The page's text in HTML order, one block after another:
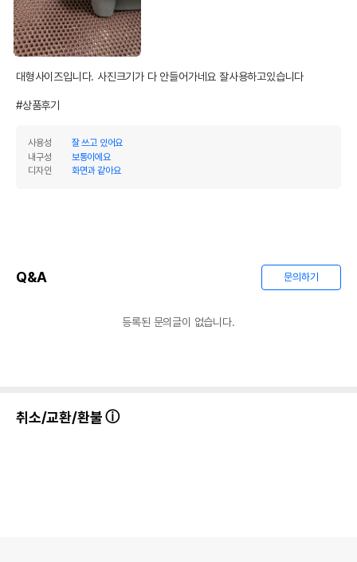
대형사이즈입니다. 사진크기가 다 안들어가네요 잘사용하고있습니다
#상품후기
사용성
잘 쓰고 있어요
내구성
보통이에요
디자인
화면과 같아요
Q&A 문의하기
등록된 문의글이 없습니다.
취소/교환/환불